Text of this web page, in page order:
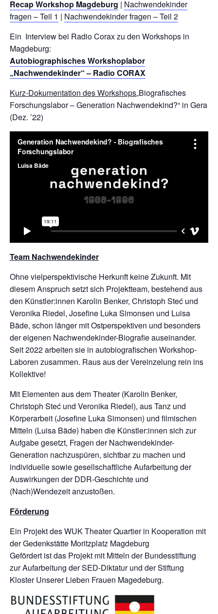
Recap Workshop Magdeburg | Nachwendekinder
fragen – Teil 1 | Nachwendekinder fragen – Teil 2
Ein Interview bei Radio Corax zu den Workshops in
Magdeburg:
Autobiographisches Workshoplabor
„Nachwendekinder“ – Radio CORAX
Kurz-Dokumentation des Workshops„Biografisches
Forschungslabor – Generation Nachwendekind?“ in Gera
(Dez. ’22)
Team Nachwendekinder
Ohne vielperspektivische Herkunft keine Zukunft. Mit
diesem Anspruch setzt sich Projektteam, bestehend aus
den Künstler:innen Karolin Benker, Christoph Steć und
Veronika Riedel, Josefine Luka Simonsen und Luisa
Bäde, schon länger mit Ostperspektiven und besonders
der eigenen Nachwendekinder-Biografie auseinander.
Seit 2022 arbeiten sie in autobiografischen Workshop-
Laboren zusammen. Raus aus der Vereinzelung rein ins
Kollektive!
Mit Elementen aus dem Theater (Karolin Benker,
Christoph Steć und Veronika Riedel), aus Tanz und
Körperarbeit (Josefine Luka Simonsen) und filmischen
Mitteln (Luisa Bäde) haben die Künstler:innen sich zur
Aufgabe gesetzt, Fragen der Nachwendekinder-
Generation nachzuspüren, sichtbar zu machen und
individuelle sowie gesellschaftliche Aufarbeitung der
Auswirkungen der DDR-Geschichte und
(Nach)Wendezeit anzustoßen.
Förderung
Ein Projekt des WUK Theater Quartier in Kooperation mit
der Gedenkstätte Moritzplatz Magdeburg
Gefördert ist das Projekt mit Mitteln der Bundesstiftung
zur Aufarbeitung der SED-Diktatur und der Stiftung
Kloster Unserer Lieben Frauen Magedeburg.